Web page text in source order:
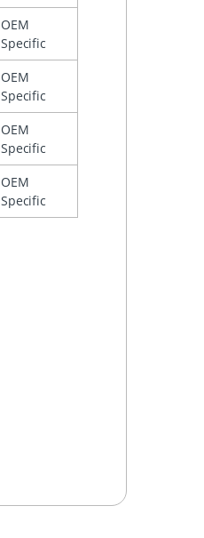
OEM
Specific
OEM
Specific
OEM
Specific
OEM
Specific